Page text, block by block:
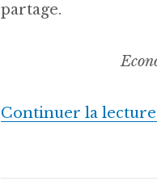
partage.
Continuer la